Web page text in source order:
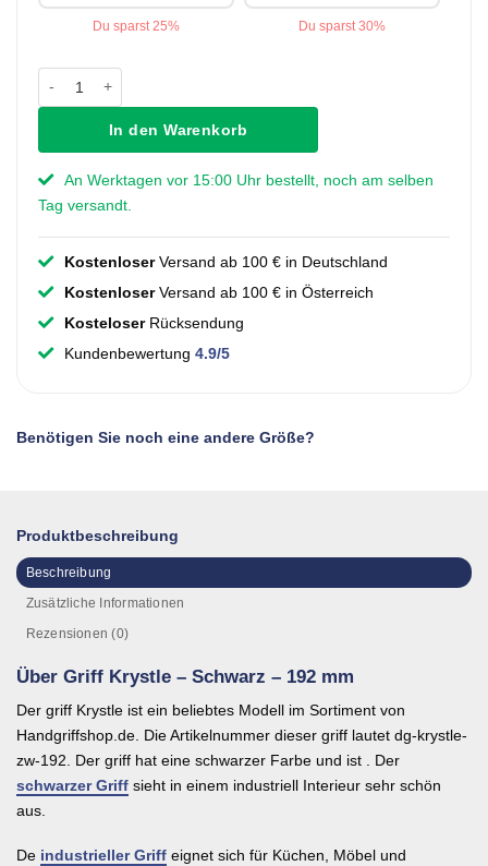
Du sparst 25% Du sparst 30%
In den Warenkorb
An Werktagen vor 15:00 Uhr bestellt, noch am selben
Tag versandt.
KostenloserVersand ab 100 € in Deutschland
KostenloserVersand ab 100 € in Österreich
Kosteloser Rücksendung
Kundenbewertung 4.9/5
Benötigen Sie noch eine andere Größe?
Produktbeschreibung
Beschreibung
Zusätzliche Informationen
Rezensionen (0)
Über Griff Krystle – Schwarz – 192 mm
Der griff Krystle ist ein beliebtes Modell im Sortiment von
Handgriffshop.de. Die Artikelnummer dieser griff lautet dg-krystle-
zw-192. Der griff hat eine schwarzer Farbe und ist . Der
schwarzer Griff sieht in einem industriell Interieur sehr schön
aus.
De industrieller Griff eignet sich für Küchen, Möbel und